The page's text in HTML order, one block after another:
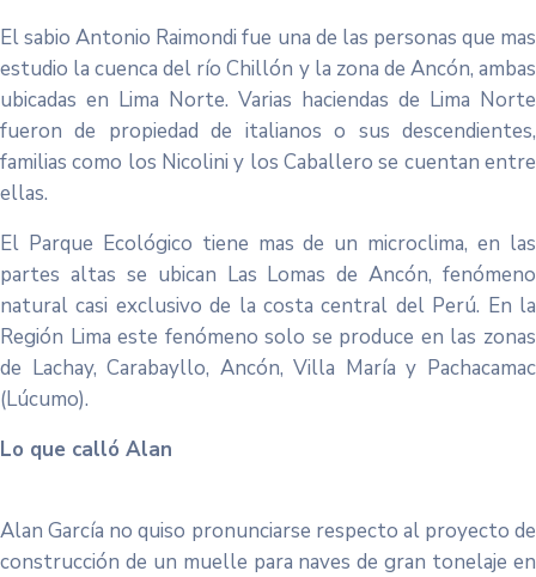
El sabio Antonio Raimondi fue una de las personas que mas
estudio la cuenca del río Chillón y la zona de Ancón, ambas
ubicadas en Lima Norte. Varias haciendas de Lima Norte
fueron de propiedad de italianos o sus descendientes,
familias como los Nicolini y los Caballero se cuentan entre
ellas.
El Parque Ecológico tiene mas de un microclima, en las
partes altas se ubican Las Lomas de Ancón, fenómeno
natural casi exclusivo de la costa central del Perú. En la
Región Lima este fenómeno solo se produce en las zonas
de Lachay, Carabayllo, Ancón, Villa María y Pachacamac
(Lúcumo).
Lo que calló Alan
Alan García no quiso pronunciarse respecto al proyecto de
construcción de un muelle para naves de gran tonelaje en